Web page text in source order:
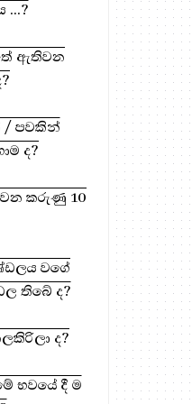
ඔබන්න!
...?
ඇතිවන
/ පවකින්
ද?
වන කරුණු 10
වගේ
තිබේ ද?
ද?
භවයේ දී ම